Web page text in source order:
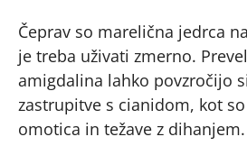
Čeprav so marelična jedrca
je treba uživati zmerno.
amigdalina lahko povzročijo
zastrupitve s cianidom, kot
omotica in težave z dihanjem.